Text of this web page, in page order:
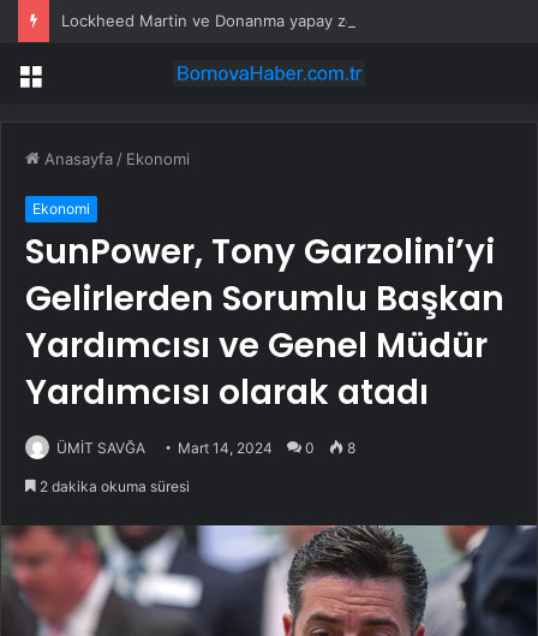
Menü
Anasayfa / Ekonomi
Ekonomi
SunPower, Tony Garzolini’yi
Gelirlerden Sorumlu Başkan
Yardımcısı ve Genel Müdür
Yardımcısı olarak atadı
ÜMİT SAVĞA Mart 14, 2024 0 8
2 dakika okuma süresi